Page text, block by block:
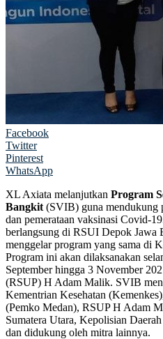
Facebook
Twitter
Pinterest
WhatsApp
XL Axiata melanjutkan Program
Bangkit (SVIB) guna mendukung
dan pemerataan vaksinasi Covid-
berlangsung di RSUI Depok
menggelar program yang sama di
Program ini akan dilaksanakan
September hingga 3 November
(RSUP) H Adam Malik. SVIB
Kementrian Kesehatan
(Pemko Medan), RSUP H Adam
Sumatera Utara, Kepolisian
dan didukung oleh mitra lainnya.